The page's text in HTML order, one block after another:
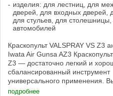
изделия: для лестниц, для
дверей, для входных дверей,
для стульев, для столешницы,
автомобилей
Краскопульт VALSPRAY VS Z3
Iwata Air Gunsa AZ3
Z3 — достаточно легкий и
сбалансированный инструмент
универсального применения.
полированной нержавеющей
подробнее